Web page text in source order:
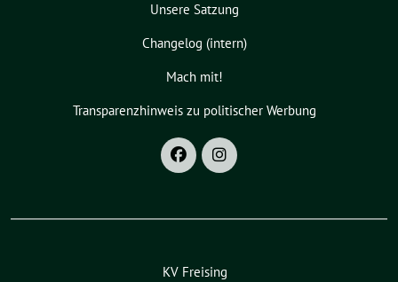
Unsere Satzung
Changelog (intern)
Mach mit!
Transparenzhinweis zu politischer Werbung
KV Freising